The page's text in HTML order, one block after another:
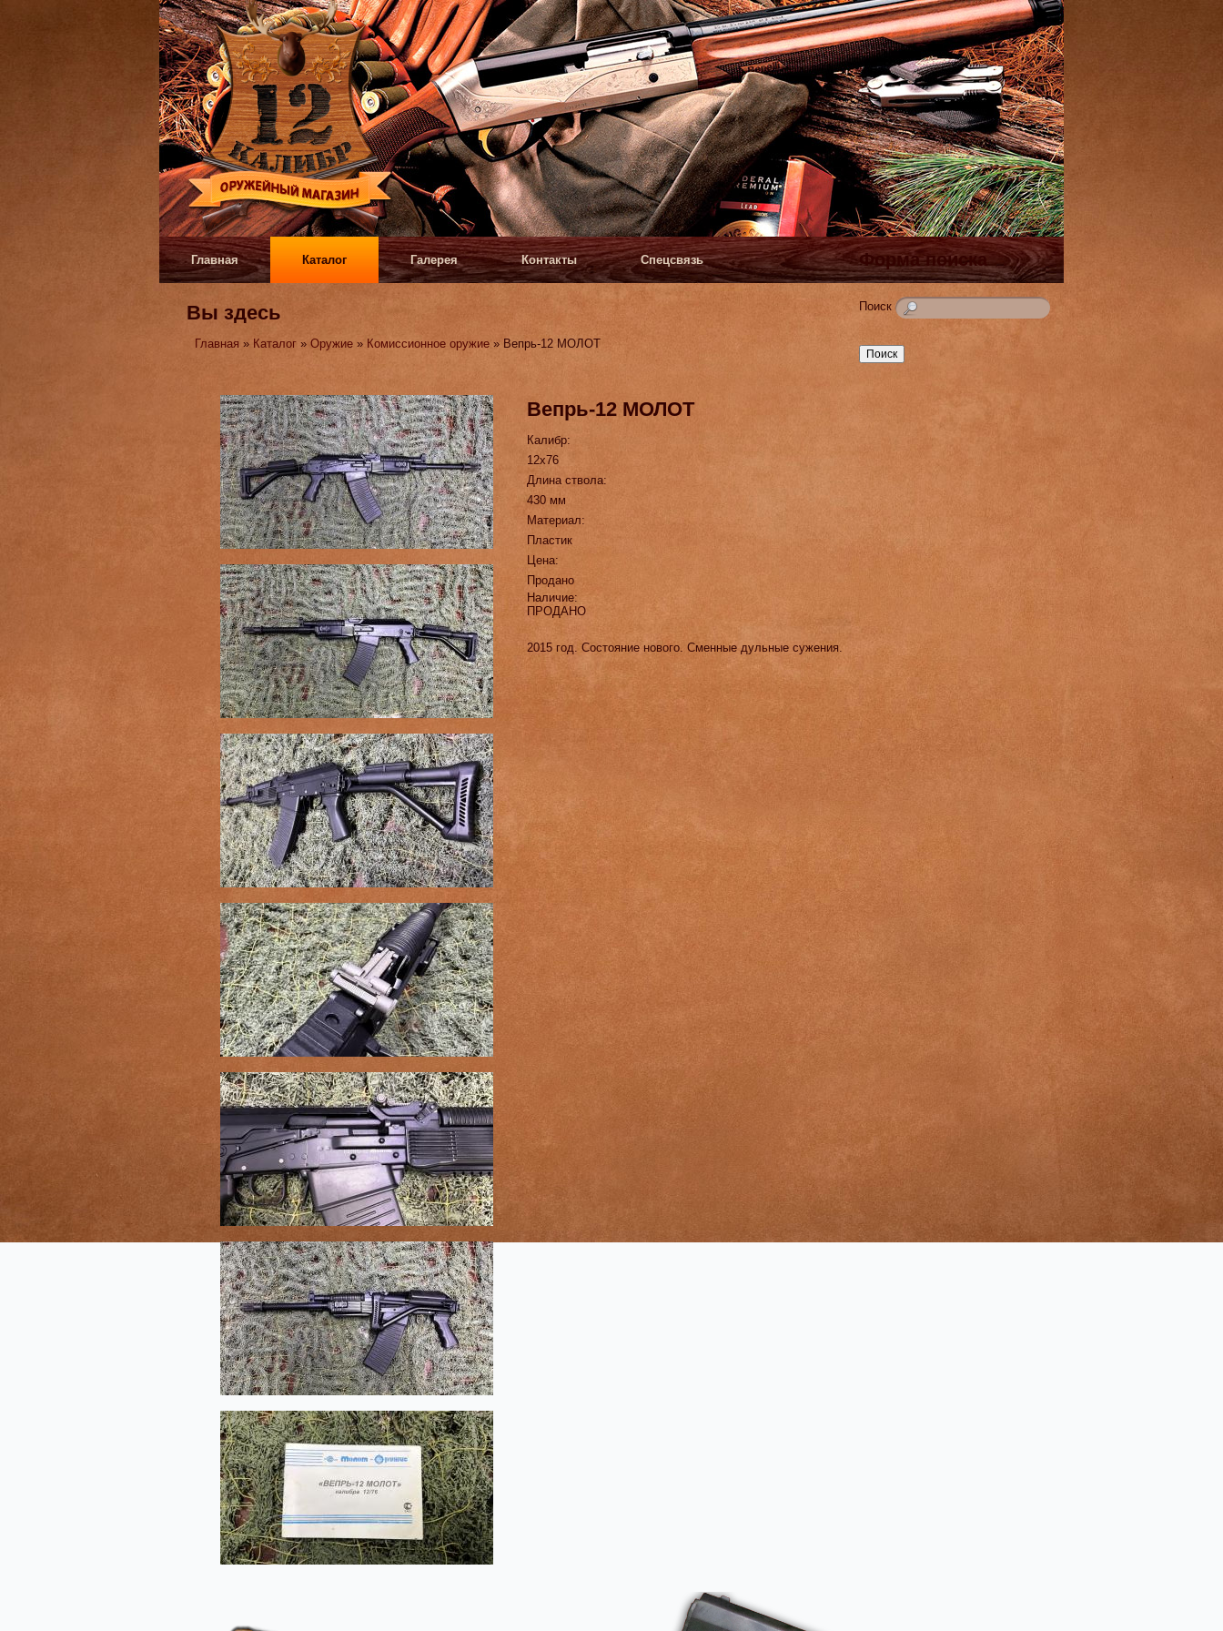
Форма поиска
Поиск
Главная Каталог Галерея Контакты Спецсвязь
Вы здесь
Главная » Каталог »Оружие » Комиссионное оружие » Вепрь-12 МОЛОТ
Вепрь-12 МОЛОТ
Калибр:
12х76
Длина ствола:
430 мм
Материал:
Пластик
Цена:
Продано
Наличие:
ПРОДАНО
2015 год. Состояние нового. Сменные дульные сужения.